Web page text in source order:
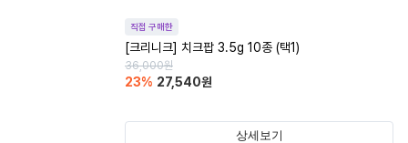
직접 구매한
[크리니크] 치크팝 3.5g 10종 (택1)
36,000원
23% 27,540원
상세보기